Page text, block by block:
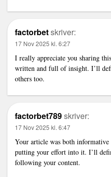
factorbetskriver:
17 Nov 2025 kl. 6:27
I really appreciate you sharing
written and full of insight. I’ll
others too.
factorbet789skriver:
17 Nov 2025 kl. 6:47
Your article was both
putting your effort into it. I’ll
following your content.